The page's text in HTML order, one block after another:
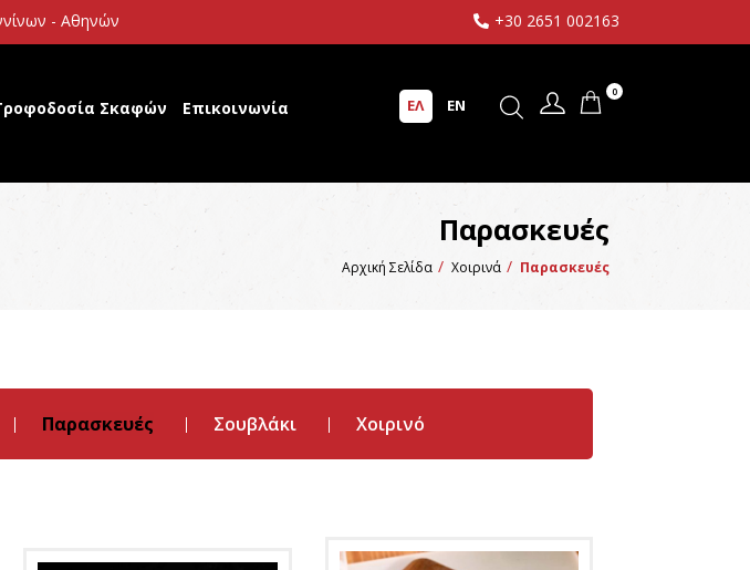
- Αθηνών +30 2651 002163
Σκαφών Επικοινωνία ΕΛ EN
0
Παρασκευές
Αρχική Σελίδα Χοιρινά Παρασκευές
Παρασκευές Σουβλάκι Χοιρινό